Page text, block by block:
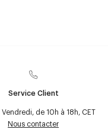
Service Client
de 10h à 18h, CET
Nous contacter